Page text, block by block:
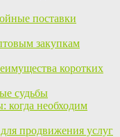
поставки
закупкам
коротких
судьбы
когда необходим
продвижения услуг